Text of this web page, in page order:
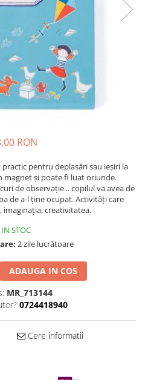
RON
pentru deplasări sau ieșiri la
magnet și poate fi luat oriunde.
de observație... copilul va avea de
de a-l ține ocupat. Activități care
imaginația, creativitatea.
IN STOC
2 zile lucrătoare
ADAUGA IN COS
MR_713144
0724418940
Cere informatii